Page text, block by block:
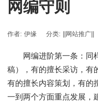
网编守则
作者: 伊缘 分类: ||网站推广||
网编进阶第一条：同样
稿），有的擅长采访，有
有的擅长内容策划，有的
一到两个方面重点发展，